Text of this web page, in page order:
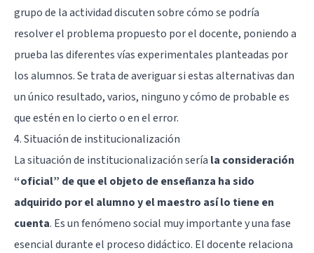
grupo de la actividad discuten sobre cómo se podría
resolver el problema propuesto por el docente, poniendo a
prueba las diferentes vías experimentales planteadas por
los alumnos. Se trata de averiguar si estas alternativas dan
un único resultado, varios, ninguno y cómo de probable es
que estén en lo cierto o en el error.
4. Situación de institucionalización
La situación de institucionalización sería la consideración
“oficial” de que el objeto de enseñanza ha sido
adquirido por el alumno y el maestro así lo tiene en
cuenta. Es un fenómeno social muy importante y una fase
esencial durante el proceso didáctico. El docente relaciona